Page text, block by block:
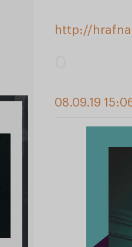
http://
08.09.19